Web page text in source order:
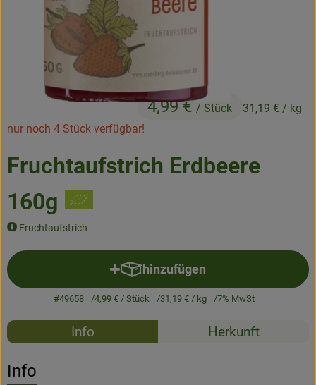
Frisches
Angebote & Neues
Naturwaren
Vorratskammer
Getränke
Über Grünland
Fruchtaufstrich Erdbeere
160g
Fruchtaufstrich
4,99 €/ Stück 31,19 € / kg
nur noch 4 Stück verfügbar!
hinzufügen
Produkt zum Warenkorb
#49658 4,99 €/ Stück 31,19 €/ kg 7% MwSt
Rezepte
Info Herkunft
Info